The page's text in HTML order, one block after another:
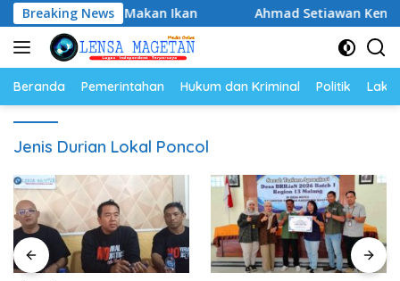
Langsung
ke
konten
Breaking News
Gemar Makan Ikan Ahmad Setiawan Kenang M.
Beranda Pemerintahan Hukum dan Kriminal Politik
Jenis Durian Lokal Poncol